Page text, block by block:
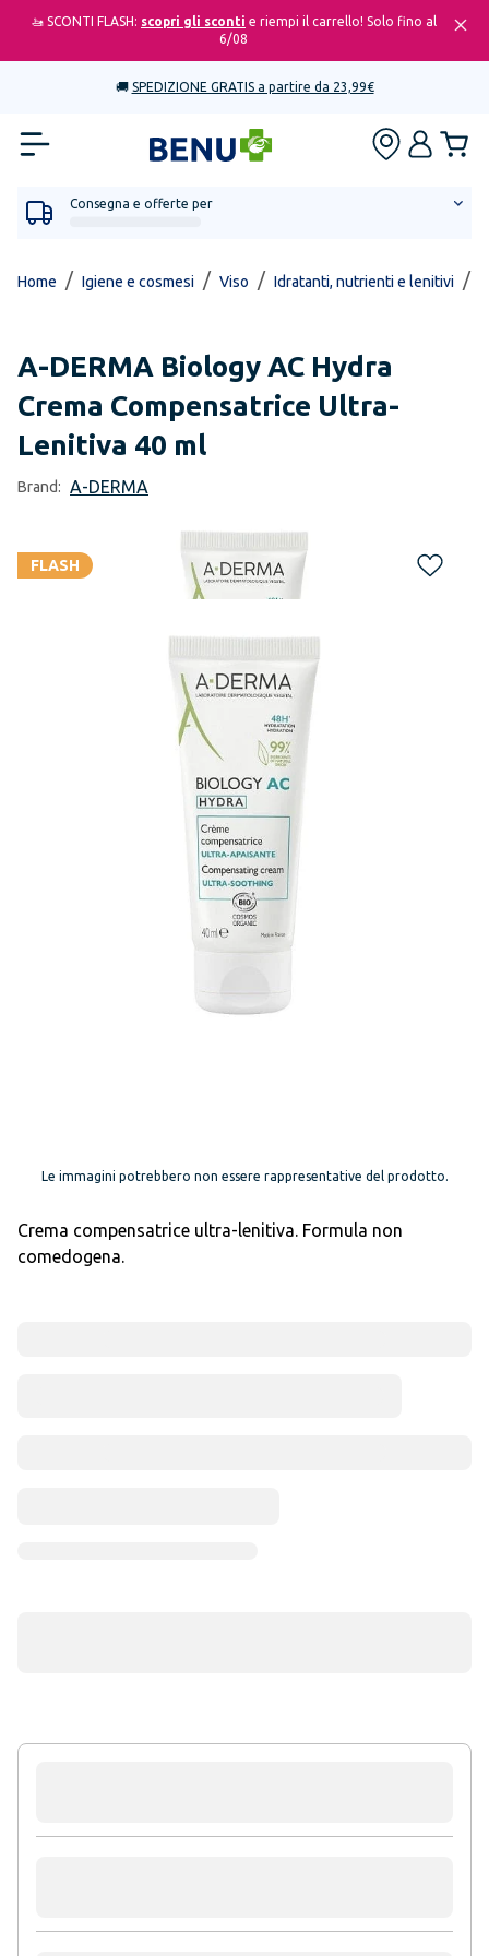
🚤 SCONTI FLASH: scopri gli sconti e riempi il carrello! Solo fino al
6/08
🚚 SPEDIZIONE GRATIS a partire da 23,99€
Consegna e offerte per
Home / Igiene e cosmesi / Viso / Idratanti, nutrienti e lenitivi /
A-DERMA Biology AC Hydra
Crema Compensatrice Ultra-
Lenitiva 40 ml
Brand: A-DERMA
FLASH
Le immagini potrebbero non essere rappresentative del prodotto.
Crema compensatrice ultra-lenitiva. Formula non
comedogena.